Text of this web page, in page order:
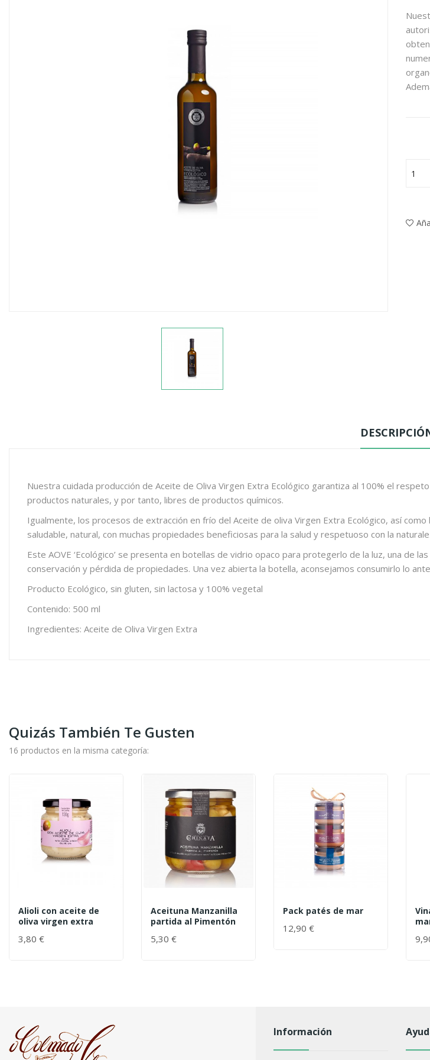
Nuestra cuidada producción de Aceite de Oliva Virgen Extra Ecológico garantiza al 100% el
productos naturales, y por tanto, libres de productos químicos.
Igualmente, los procesos de extracción en frío del Aceite de oliva Virgen Extra Ecológico, así
saludable, natural, con muchas propiedades beneficiosas para la salud y respetuoso con la
Este AOVE ‘Ecológico’ se presenta en botellas de vidrio opaco para protegerlo de la luz, una de
conservación y pérdida de propiedades. Una vez abierta la botella, aconsejamos consumirlo lo
Producto Ecológico, sin gluten, sin lactosa y 100% vegetal
Contenido: 500 ml
Ingredientes: Aceite de Oliva Virgen Extra
Quizás También Te Gusten
16 productos en la misma categoría:
Alioli con aceite de
oliva virgen extra
3,80 €
Aceituna Manzanilla
partida al Pimentón
5,30 €
Pack patés de mar
12,90 €
Información